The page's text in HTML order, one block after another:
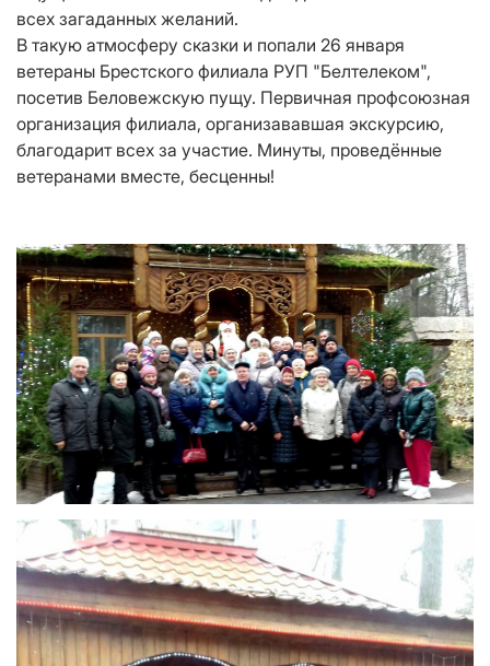
всех загаданных желаний.
В такую атмосферу сказки и попали 26 января
ветераны Брестского филиала РУП "Белтелеком",
посетив Беловежскую пущу. Первичная профсоюзная
организация филиала, организававшая экскурсию,
благодарит всех за участие. Минуты, проведённые
ветеранами вместе, бесценны!